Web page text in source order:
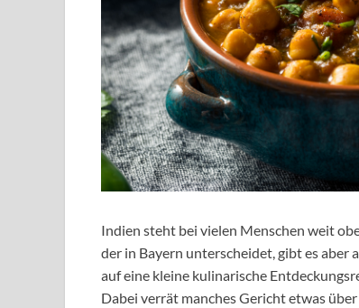
Indien steht bei vielen Menschen weit
der in Bayern unterscheidet, gibt es aber
auf eine kleine kulinarische
Dabei verrät manches Gericht etwas